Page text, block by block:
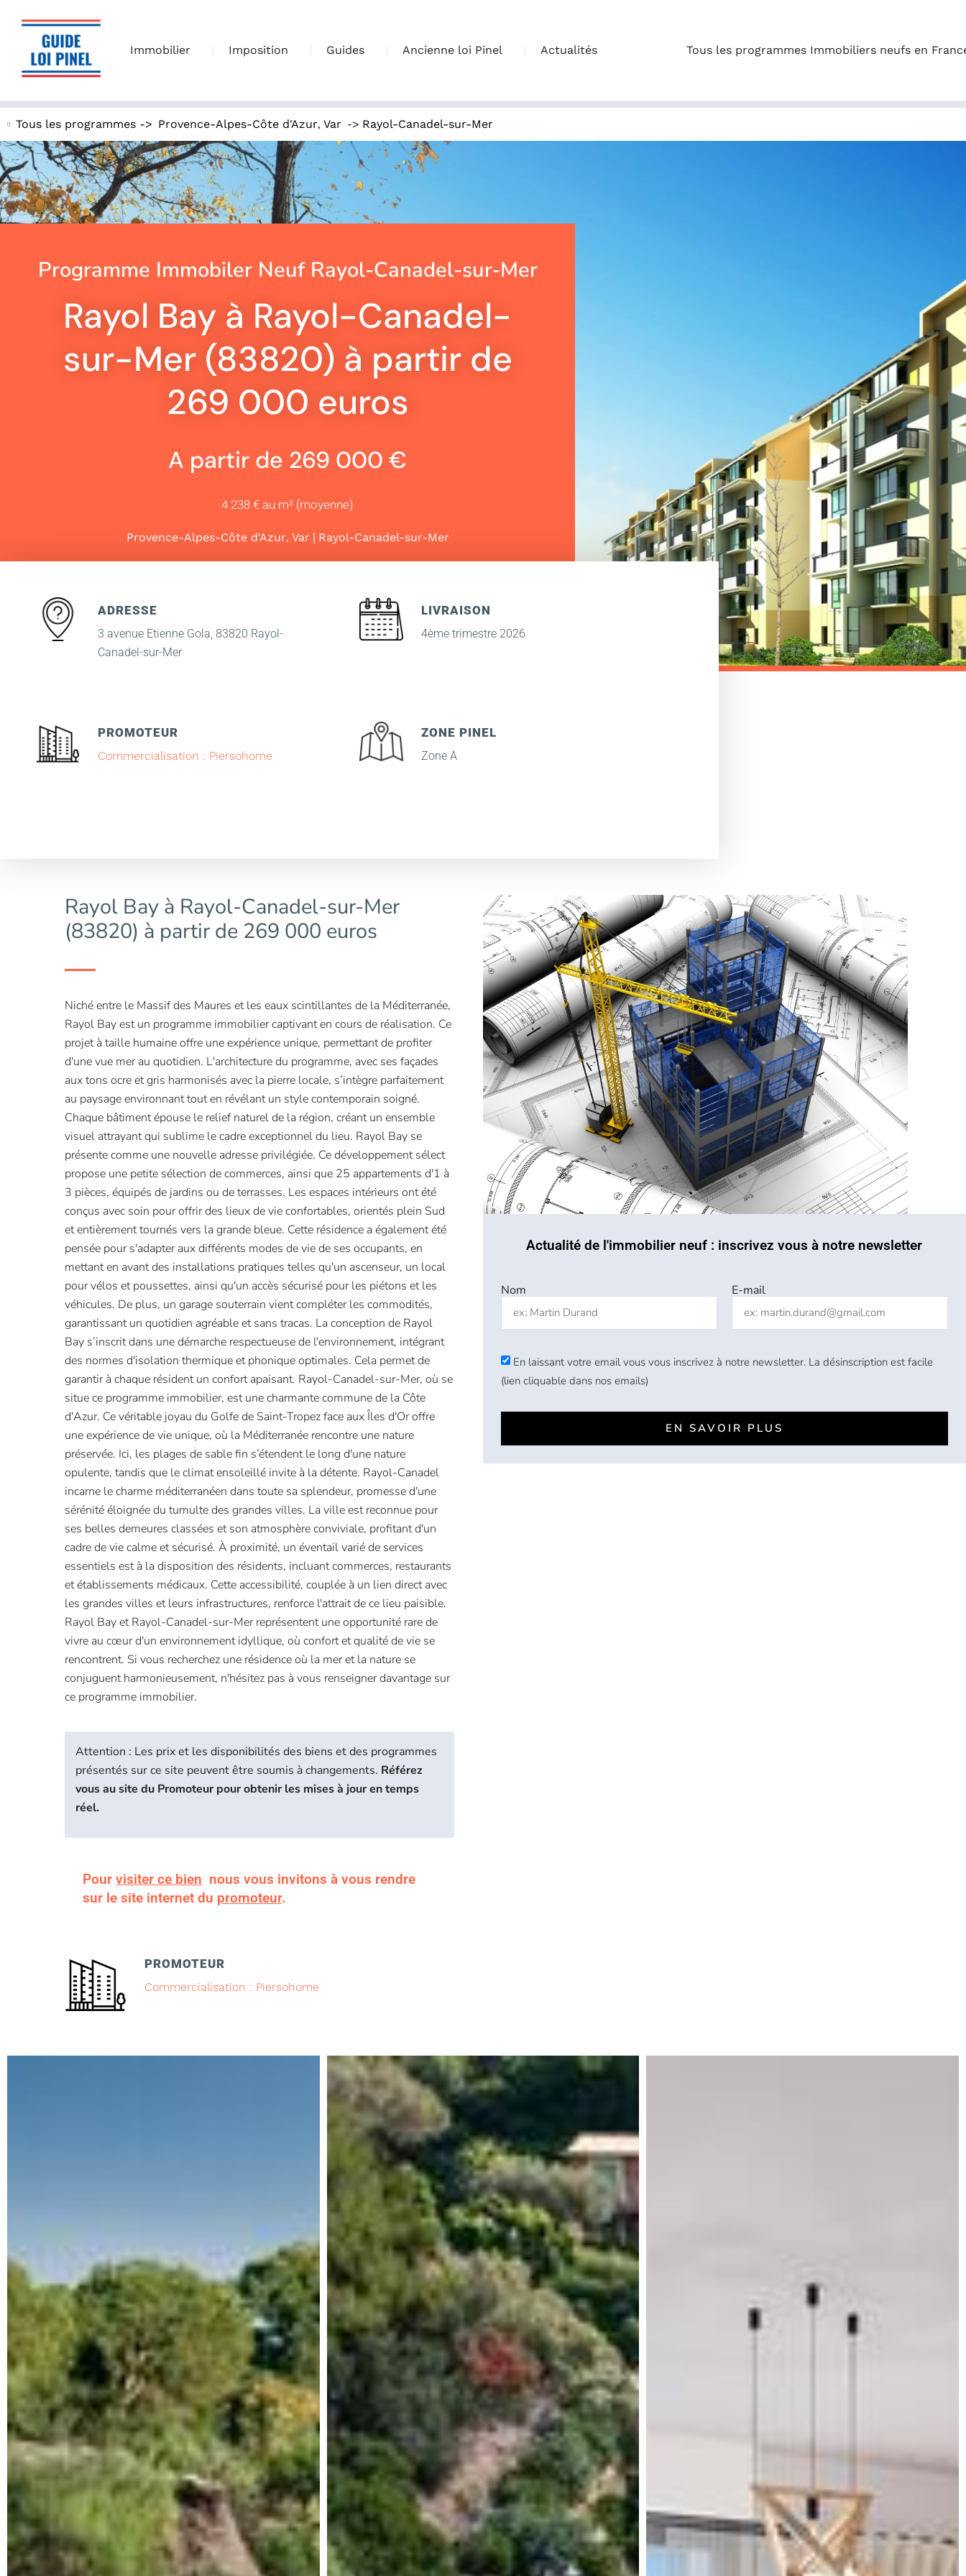
Immobilier Imposition Guides Ancienne loi Pinel Actualités Tous les programmes Immobiliers neufs en
Tous les programmes -> Provence-Alpes-Côte d'Azur, Var -> Rayol-Canadel-sur-Mer
Programme Immobiler Neuf Rayol-Canadel-sur-Mer
Rayol Bay à Rayol-Canadel-
sur-Mer (83820) à partir de
269 000 euros
A partir de 269 000 €
4 238 € au m² (moyenne)
Provence-Alpes-Côte d'Azur, Var | Rayol-Canadel-sur-Mer
ADRESSE
3 avenue Etienne Gola, 83820 Rayol-
Canadel-sur-Mer
LIVRAISON
4ème trimestre 2026
PROMOTEUR
Commercialisation : Piersohome
ZONE PINEL
Zone A
Rayol Bay à Rayol-Canadel-sur-Mer
(83820) à partir de 269 000 euros
Niché entre le Massif des Maures et les eaux scintillantes de la Méditerranée,
Rayol Bay est un programme immobilier captivant en cours de réalisation. Ce
projet à taille humaine offre une expérience unique, permettant de profiter
d'une vue mer au quotidien. L'architecture du programme, avec ses façades
aux tons ocre et gris harmonisés avec la pierre locale, s’intègre parfaitement
au paysage environnant tout en révélant un style contemporain soigné.
Chaque bâtiment épouse le relief naturel de la région, créant un ensemble
visuel attrayant qui sublime le cadre exceptionnel du lieu. Rayol Bay se
présente comme une nouvelle adresse privilégiée. Ce développement sélect
propose une petite sélection de commerces, ainsi que 25 appartements d'1 à
3 pièces, équipés de jardins ou de terrasses. Les espaces intérieurs ont été
conçus avec soin pour offrir des lieux de vie confortables, orientés plein Sud
et entièrement tournés vers la grande bleue. Cette résidence a également été
pensée pour s'adapter aux différents modes de vie de ses occupants, en
mettant en avant des installations pratiques telles qu'un ascenseur, un local
pour vélos et poussettes, ainsi qu'un accès sécurisé pour les piétons et les
véhicules. De plus, un garage souterrain vient compléter les commodités,
garantissant un quotidien agréable et sans tracas. La conception de Rayol
Bay s’inscrit dans une démarche respectueuse de l'environnement, intégrant
des normes d'isolation thermique et phonique optimales. Cela permet de
garantir à chaque résident un confort apaisant. Rayol-Canadel-sur-Mer, où se
situe ce programme immobilier, est une charmante commune de la Côte
d'Azur. Ce véritable joyau du Golfe de Saint-Tropez face aux Îles d'Or offre
une expérience de vie unique, où la Méditerranée rencontre une nature
préservée. Ici, les plages de sable fin s’étendent le long d'une nature
opulente, tandis que le climat ensoleillé invite à la détente. Rayol-Canadel
incarne le charme méditerranéen dans toute sa splendeur, promesse d'une
sérénité éloignée du tumulte des grandes villes. La ville est reconnue pour
ses belles demeures classées et son atmosphère conviviale, profitant d'un
cadre de vie calme et sécurisé. À proximité, un éventail varié de services
essentiels est à la disposition des résidents, incluant commerces, restaurants
et établissements médicaux. Cette accessibilité, couplée à un lien direct avec
les grandes villes et leurs infrastructures, renforce l'attrait de ce lieu paisible.
Rayol Bay et Rayol-Canadel-sur-Mer représentent une opportunité rare de
vivre au cœur d'un environnement idyllique, où confort et qualité de vie se
rencontrent. Si vous recherchez une résidence où la mer et la nature se
conjuguent harmonieusement, n'hésitez pas à vous renseigner davantage sur
ce programme immobilier.
Attention : Les prix et les disponibilités des biens et des programmes
présentés sur ce site peuvent être soumis à changements. Référez
vous au site du Promoteur pour obtenir les mises à jour en temps
réel.
Pour visiter ce bien nous vous invitons à vous rendre
sur le site internet du promoteur.
PROMOTEUR
Commercialisation : Piersohome
Actualité de l'immobilier neuf : inscrivez vous à notre newsletter
Nom E-mail
En laissant votre email vous vous inscrivez à notre newsletter. La désinscription est facile
(lien cliquable dans nos emails)
EN SAVOIR PLUS